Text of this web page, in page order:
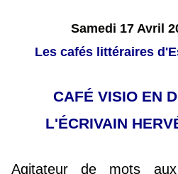
Samedi 17 Avril
Les cafés littéraires
CAFÉ VISIO EN
L'ÉCRIVAIN
Agitateur de mots